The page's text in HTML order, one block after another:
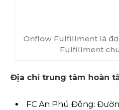
Onflow Fulfillment là
Fulfillment
Địa chỉ trung tâm hoàn
FC An Phú Đông: